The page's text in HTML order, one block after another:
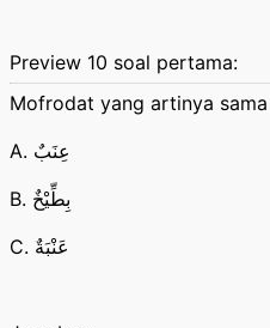
Preview 10 soal pertama:
A. عِنَبٌ
B. بِطِّيْخٌ
C. عَنْبَةٌ